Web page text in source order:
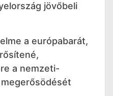
jövőbeli
a európabarát,
a nemzeti-